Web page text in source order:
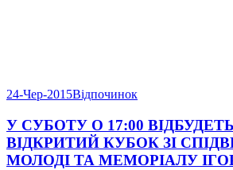
24-Чер-2015Відпочинок
У СУБОТУ О 17:00
ВІДКРИТИЙ КУБОК ЗІ
МОЛОДІ ТА МЕМОРІАЛУ